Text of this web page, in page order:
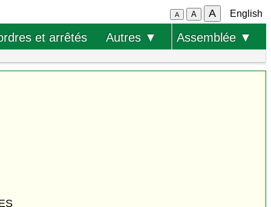
A A A English
et arrêtés Autres ▼ Assemblée ▼